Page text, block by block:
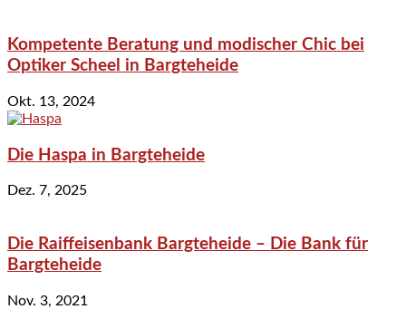
Kompetente Beratung und modischer Chic bei
Optiker Scheel in Bargteheide
Okt. 13, 2024
Die Haspa in Bargteheide
Dez. 7, 2025
Die Raiffeisenbank Bargteheide – Die Bank für
Bargteheide
Nov. 3, 2021